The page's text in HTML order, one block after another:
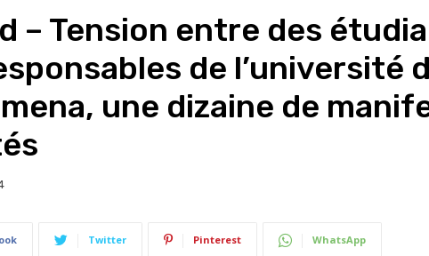
– Tension entre des
de l’université
une dizaine de
Twitter Pinterest WhatsApp